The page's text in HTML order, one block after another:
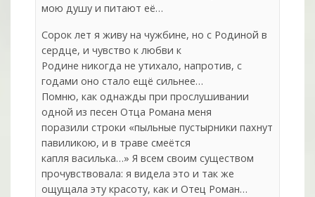
мою душу и питают её…
Сорок лет я живу на чужбине, но с Родиной в
сердце, и чувство к любви к
Родине никогда не утихало, напротив, с
годами оно стало ещё сильнее…
Помню, как однажды при прослушивании
одной из песен Отца Романа меня
поразили строки «пыльные пустырники пахнут
павиликою, и в траве смеётся
капля василька…» Я всем своим существом
прочувствовала: я видела это и так же
ощущала эту красоту, как и Отец Роман…